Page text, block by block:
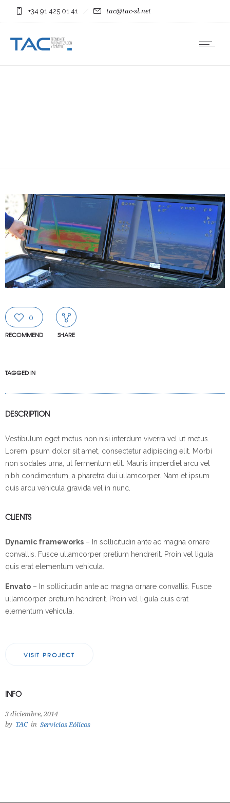
+34 91 425 01 41 tac@tac-sl.net
0
RECOMMEND SHARE
TAGGED IN
DESCRIPTION
Vestibulum eget metus non nisi interdum viverra vel ut metus.
Lorem ipsum dolor sit amet, consectetur adipiscing elit. Morbi
non sodales urna, ut fermentum elit. Mauris imperdiet arcu vel
nibh condimentum, a pharetra dui ullamcorper. Nam et ipsum
quis arcu vehicula gravida vel in nunc.
CLIENTS
Dynamic frameworks – In sollicitudin ante ac magna ornare
convallis. Fusce ullamcorper pretium hendrerit. Proin vel ligula
quis erat elementum vehicula.
Envato – In sollicitudin ante ac magna ornare convallis. Fusce
ullamcorper pretium hendrerit. Proin vel ligula quis erat
elementum vehicula.
VISIT PROJECT
INFO
3 diciembre, 2014
by TAC in Servicios Eólicos